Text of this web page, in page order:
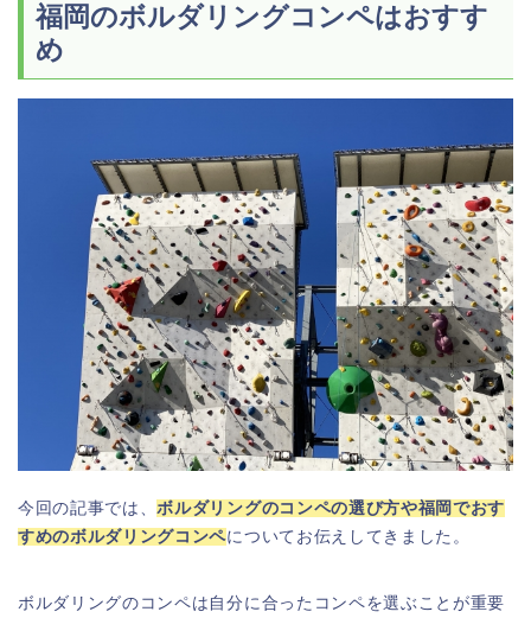
福岡のボルダリングコンペはおすす
め
今回の記事では、ボルダリングのコンペの選び方や福岡でおす
すめのボルダリングコンペについてお伝えしてきました。
ボルダリングのコンペは自分に合ったコンペを選ぶことが重要